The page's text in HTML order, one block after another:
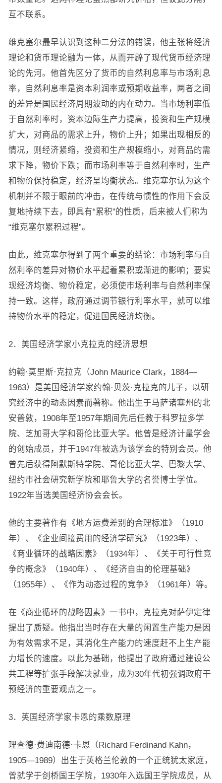
互不联系。
维克塞尔最早认识到这种二分法的错误，他主张将经济
理论和货币理论融为一体，从而开辟了现代货币经济理
论的先河。他首先区分了货币的自然利息率与市场利息
率，自然利息率是资本利润率或预期收益率，两者之间
的差异是国民经济周期波动的内在动力。当市场利率低
于自然利率时，资本边际生产力提高，投资和生产规模
扩大，对商品的需求上升，物价上升；如果出现相反的
情况，则经济紧缩，投资和生产规模缩小，对商品的需
求下降，物价下跌；而市场利率等于自然利率时，生产
和物价保持稳定，经济呈均衡状态。维克塞尔认为这个
机制并不限于眼前的冲击，在传统与惯性的作用下会反
复地持续下去，即具有“累积”的性质，后来被人们称为
“维克塞尔累积过程”。
由此，维克塞尔得到了两个重要的结论：市场利率与自
然利率的差异对物价水平起着累积或渐进的影响；要实
现经济均衡、物价稳定，必须使市场利率与自然利率保
持一致。这样，政府通过调节银行利率水平，就可以维
持物价水平的稳定，促进国民经济均衡。
2．美国经济学家小克拉克的经济思想
约翰·莫里斯·克拉克（John Maurice Clark，1884—
1963）是美国经济学家约翰·贝茨·克拉克的儿子，以研
究经济中的动态因素而著称。他出生于马萨诸塞州的北
安普敦，1908年至1957年期间先后任教于科罗拉多学
院、芝加哥大学和哥伦比亚大学。他曾是经济计量学会
的创始成员，并于1947年被选为该学会的特别会员。他
曾先后获得阿默斯特学院、哥伦比亚大学、巴黎大学、
纽约市社会研究新学院和耶鲁大学的名誉博士学位。
1922年当选美国经济协会会长。
他的主要著作有《地方运费差别的合理标准》（1910
年）、《企业间接费用的经济学研究》（1923年）、
《商业循环的战略因素》（1934年）、《关于可行性竞
争的概念》（1940年）、《经济自由的伦理基础》
（1955年）、《作为动态过程的竞争》（1961年）等。
在《商业循环的战略因素》一书中，克拉克对萨伊定律
提出了质疑。他指出当时存在大量的闲置生产能力是因
为有效需求不足，其消化生产能力的速度赶不上生产能
力增长的速度。以此为基础，他提出了政府通过建设公
共工程等扩张手段解决就业，成为30年代初强调政府干
预经济的重要观点之一。
3．英国经济学家卡恩的乘数原理
理查德·费迪南德·卡恩（Richard Ferdinand Kahn，
1905—1989）出生于英格兰伦敦的一个正统犹太家庭，
曾就学于剑桥国王学院，1930年入选国王学院成员，从